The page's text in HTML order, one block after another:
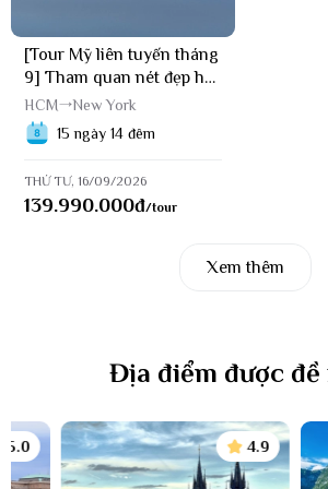
Những điểm nổi tiếng nhất
New York - Thành phố không ngủ
[Tour Mỹ liên tuyến tháng
9] Tham quan nét đẹp hai
bờ Hoa Kỳ (16/09/2026)
HCM
New York
15 ngày 14 đêm
THỨ TƯ, 16/09/2026
139.990.000đ/tour
Xem thêm
Địa điểm được đề
4.9